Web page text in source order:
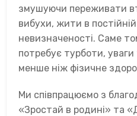
змушуючи переживати
вибухи, жити в
невизначеності. Саме
потребує турботи,
менше ніж фізичне
Ми співпрацюємо з
«Зростай в родині» та